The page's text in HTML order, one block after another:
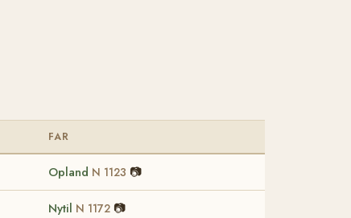
FAR
Opland N 1123 📷
Nytil N 1172 📷